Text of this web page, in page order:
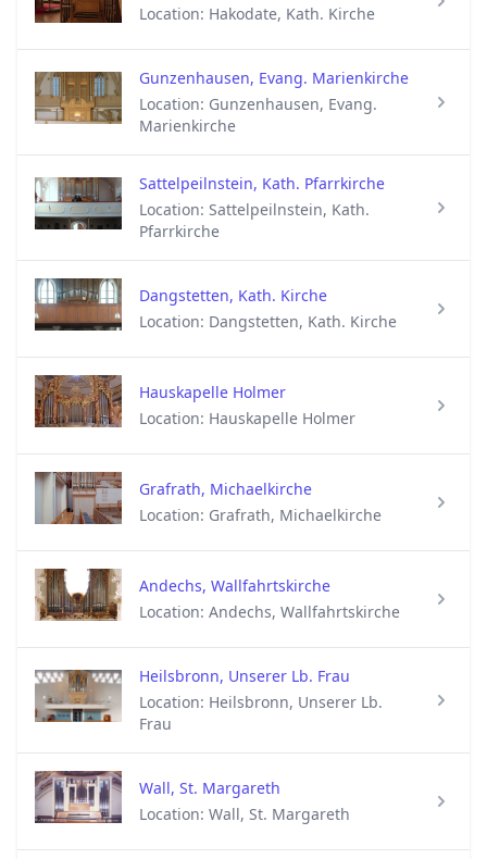
Location: Hakodate, Kath. Kirche
Gunzenhausen, Evang. Marienkirche
Location: Gunzenhausen, Evang.
Marienkirche
Sattelpeilnstein, Kath. Pfarrkirche
Location: Sattelpeilnstein, Kath.
Pfarrkirche
Dangstetten, Kath. Kirche
Location: Dangstetten, Kath. Kirche
Hauskapelle Holmer
Location: Hauskapelle Holmer
Grafrath, Michaelkirche
Location: Grafrath, Michaelkirche
Andechs, Wallfahrtskirche
Location: Andechs, Wallfahrtskirche
Heilsbronn, Unserer Lb. Frau
Location: Heilsbronn, Unserer Lb.
Frau
Wall, St. Margareth
Location: Wall, St. Margareth